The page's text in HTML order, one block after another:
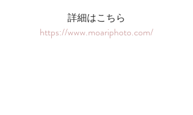
詳細はこちら
https://www.moariphoto.com/